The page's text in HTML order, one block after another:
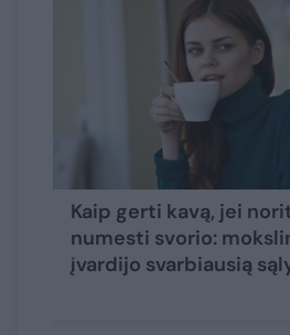
Kaip gerti kavą, jei
numesti svorio:
įvardijo svarbiausią